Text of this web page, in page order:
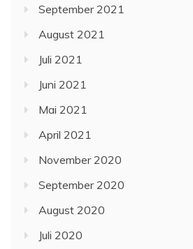
September 2021
August 2021
Juli 2021
Juni 2021
Mai 2021
April 2021
November 2020
September 2020
August 2020
Juli 2020